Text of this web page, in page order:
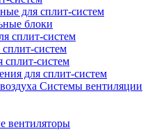
для сплит-систем
блоки
сплит-систем
систем
сплит-систем
для сплит-систем
Системы вентиляции
вентиляторы